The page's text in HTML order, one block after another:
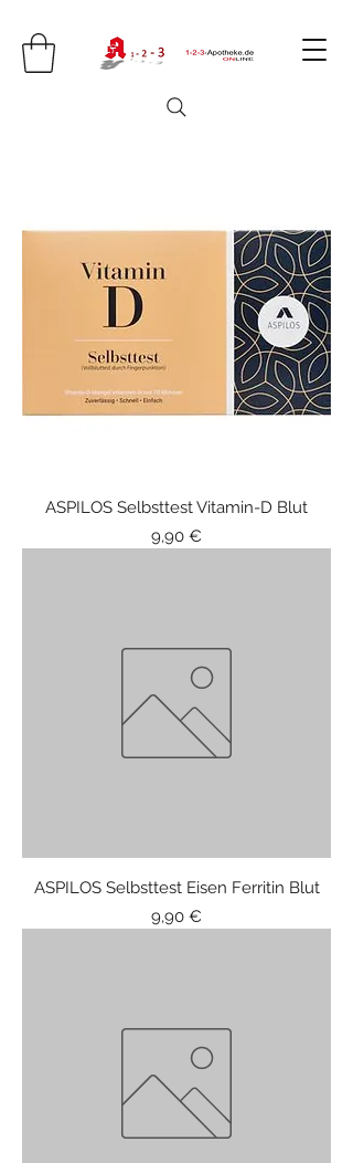
ASPILOS Selbsttest Vitamin-D Blut
Price
9,90 €
ASPILOS Selbsttest Eisen Ferritin Blut
Price
9,90 €